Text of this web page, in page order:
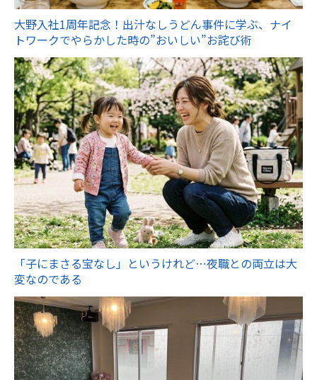
大野入社1周年記念！出汁なしうどん事件に学ぶ、ナイ
トワークでやらかした時の”おいしい”お詫び術
「子にまさる宝なし」というけれど…夜職との両立は大
変なのである